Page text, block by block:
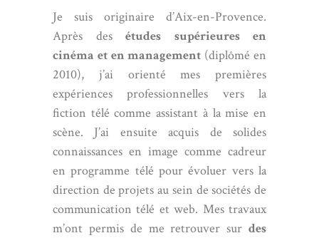
Je suis originaire d’Aix-en-Provence.
Après des études supérieures en
cinéma et en management (diplômé en
2010), j’ai orienté mes premières
expériences professionnelles vers la
fiction télé comme assistant à la mise en
scène. J’ai ensuite acquis de solides
connaissances en image comme cadreur
en programme télé pour évoluer vers la
direction de projets au sein de sociétés de
communication télé et web. Mes travaux
m’ont permis de me retrouver sur des